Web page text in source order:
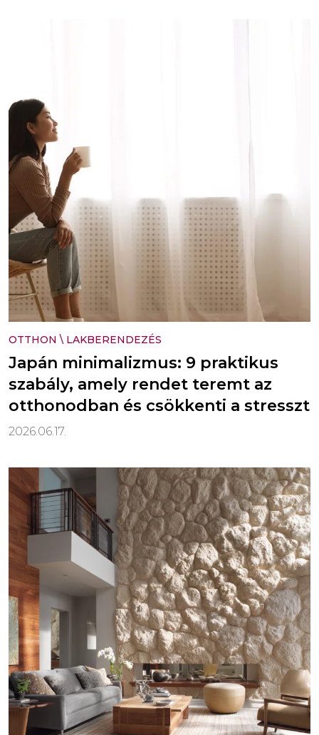
OTTHON \ LAKBERENDEZÉS
Japán minimalizmus: 9 praktikus
szabály, amely rendet teremt az
otthonodban és csökkenti a stresszt
2026.06.17.